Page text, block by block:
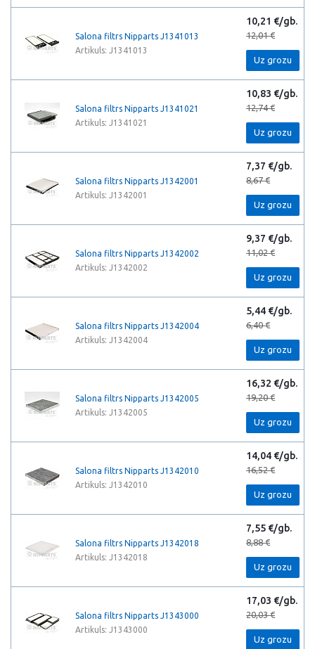
Salona filtrs Nipparts J1341013
Artikuls: J1341013
10,21 €/gb.
12,01 €
Uz grozu
Salona filtrs Nipparts J1341021
Artikuls: J1341021
10,83 €/gb.
12,74 €
Uz grozu
Salona filtrs Nipparts J1342001
Artikuls: J1342001
7,37 €/gb.
8,67 €
Uz grozu
Salona filtrs Nipparts J1342002
Artikuls: J1342002
9,37 €/gb.
11,02 €
Uz grozu
Salona filtrs Nipparts J1342004
Artikuls: J1342004
5,44 €/gb.
6,40 €
Uz grozu
Salona filtrs Nipparts J1342005
Artikuls: J1342005
16,32 €/gb.
19,20 €
Uz grozu
Salona filtrs Nipparts J1342010
Artikuls: J1342010
14,04 €/gb.
16,52 €
Uz grozu
Salona filtrs Nipparts J1342018
Artikuls: J1342018
7,55 €/gb.
8,88 €
Uz grozu
Salona filtrs Nipparts J1343000
Artikuls: J1343000
17,03 €/gb.
20,03 €
Uz grozu